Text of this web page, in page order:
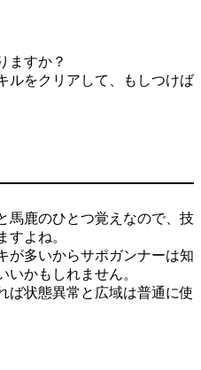
ますか？
ルをクリアして、もしつけば
馬鹿のひとつ覚えなので、技
すよね。
が多いからサポガンナーは知
いかもしれません。
ば状態異常と広域は普通に使